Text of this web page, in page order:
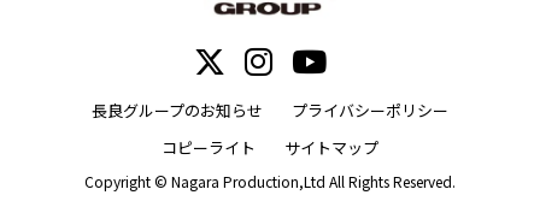
長良グループのお知らせ
プライバシーポリシー
コピーライト
サイトマップ
Copyright © Nagara Production,Ltd All Rights Reserved.